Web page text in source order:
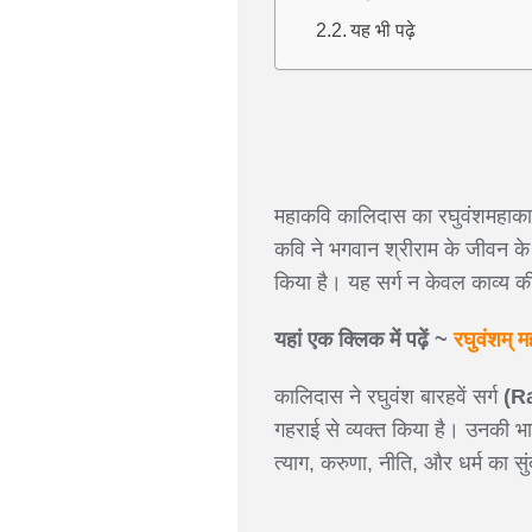
यह भी पढ़े
महाकवि कालिदास का
कवि ने भगवान श्रीराम के जीवन
किया है। यह सर्ग न केवल काव्य
यहां एक क्लिक में पढ़ें ~रघुवंशम्
कालिदास ने रघुवंश बारहवें सर्ग
गहराई से व्यक्त किया है। उनकी
त्याग, करुणा, नीति, और धर्म का